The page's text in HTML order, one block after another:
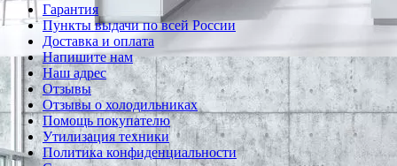
Гарантия
Пункты выдачи по всей России
Доставка и оплата
Напишите нам
Наш адрес
Отзывы
Отзывы о холодильниках
Помощь покупателю
Утилизация техники
Политика конфиденциальности